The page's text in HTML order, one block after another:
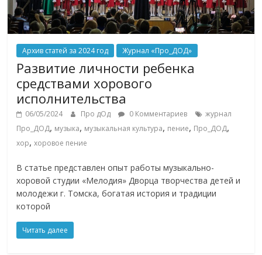
Архив статей за 2024 год Журнал «Про_ДОД»
Развитие личности ребенка
средствами хорового
исполнительства
06/05/2024 Про дОд 0 Комментариев
журнал
Про_ДОД, музыка, музыкальная культура, пение, Про_ДОД,
хор,хоровое пение
В статье представлен опыт работы музыкально-
хоровой студии «Мелодия» Дворца творчества детей и
молодежи г. Томска, богатая история и традиции
которой
Читать далее